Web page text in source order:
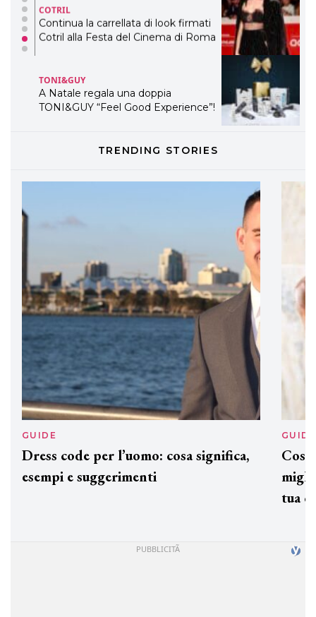
COTRIL
Continua la carrellata di look firmati
Cotril alla Festa del Cinema di Roma
TONI&GUY
A Natale regala una doppia
TONI&GUY “Feel Good Experience”!
LABEL.M lancia la sua innovativa ed
professionali
TRENDING STORIES
GUIDE
Dress code per l’uomo: cosa significa,
esempi e suggerimenti
GUIDE
tua